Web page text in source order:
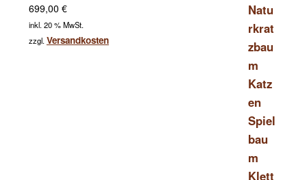
699,00 €
inkl. 20 % MwSt.
zzgl. Versandkosten